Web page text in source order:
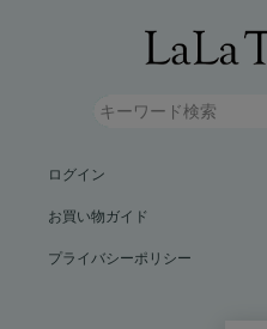
ログイン
お買い物ガイド
プライバシーポリシー